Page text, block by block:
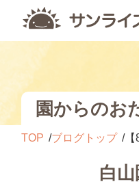
園からのお
TOP ブログトップ 【
白